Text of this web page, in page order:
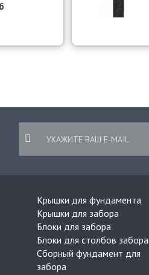
Крышки для фундамента
Крышки для забора
Блоки для забора
Блоки для столбов забора
Сборный фундамент для
забора